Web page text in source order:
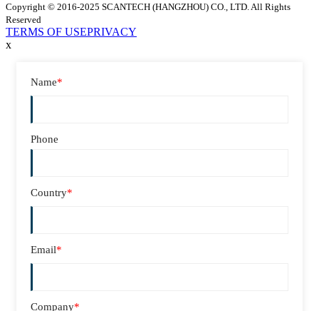
Copyright © 2016-2025 SCANTECH (HANGZHOU) CO., LTD. All Rights
Reserved
TERMS OF USEPRIVACY
x
Name*
Phone
Country*
Email*
Company*